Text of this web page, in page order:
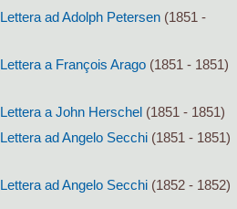
Lettera ad Adolph Petersen (1851 -
Lettera a François Arago (1851 - 1851)
Lettera a John Herschel (1851 - 1851)
Lettera ad Angelo Secchi (1851 - 1851)
Lettera ad Angelo Secchi (1852 - 1852)